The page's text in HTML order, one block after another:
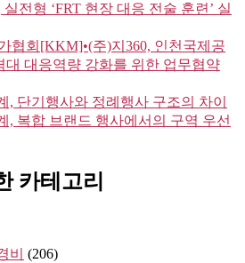
전형 ‘FRT 현장 대응 전술 훈련’ 실
협회[KKM]•(주)지360, 인천국제공
대 대응역량 강화를 위한 업무협약
, 단기행사와 정례행사 구조의 차이
, 복합 브랜드 행사에서의 구역 우선
카테고리
비
(206)